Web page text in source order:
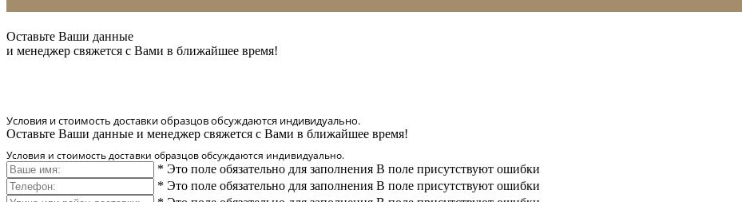
Оставьте Ваши данные
и менеджер свяжется с Вами в ближайшее время!
Условия и стоимость доставки образцов обсуждаются индивидуально.
Оставьте Ваши данные и менеджер свяжется с Вами в ближайшее время!
Условия и стоимость доставки образцов обсуждаются индивидуально.
* Это поле обязательно для заполнения В поле присутствуют ошибки
* Это поле обязательно для заполнения В поле присутствуют ошибки